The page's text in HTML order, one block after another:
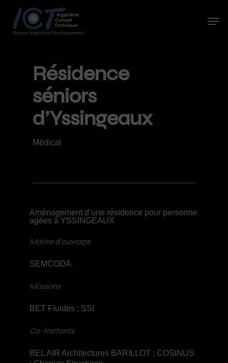
main
content
Résidence
séniors
d’Yssingeaux
Médical
Aménagement d’une résidence pour personne
agées à YSSINGEAUX
Maitre d’ouvrage
SEMCODA
Missions
BET Fluides ; SSI
Co-traitants
BEL AIR Architectures BARILLOT ; COSINUS